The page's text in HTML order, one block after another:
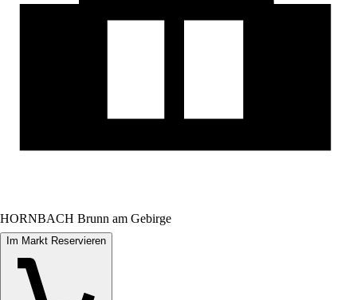
HORNBACH Brunn am Gebirge
Im Markt Reservieren